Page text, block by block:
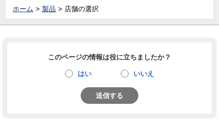
ホーム 製品 店舗の選択
このページの情報は役に立ちましたか？
はい いいえ
送信する